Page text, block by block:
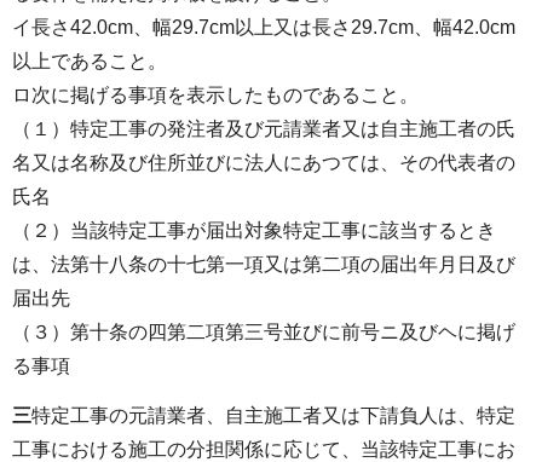
イ長さ42.0cm、幅29.7cm以上又は長さ29.7cm、幅42.0cm
以上であること。
ロ次に掲げる事項を表示したものであること。
（１）特定工事の発注者及び元請業者又は自主施工者の氏
名又は名称及び住所並びに法人にあつては、その代表者の
氏名
（２）当該特定工事が届出対象特定工事に該当するとき
は、法第十八条の十七第一項又は第二項の届出年月日及び
届出先
（３）第十条の四第二項第三号並びに前号ニ及びヘに掲げ
る事項
三特定工事の元請業者、自主施工者又は下請負人は、特定
工事における施工の分担関係に応じて、当該特定工事にお